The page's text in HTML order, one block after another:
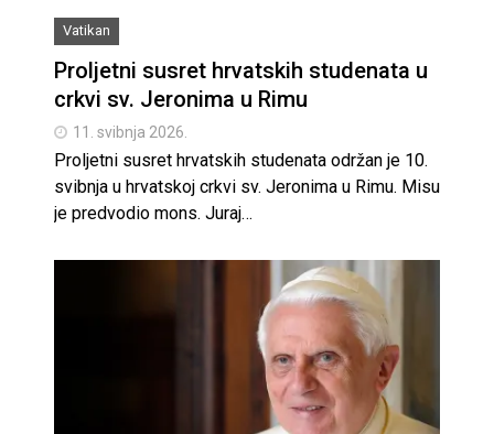
Vatikan
Proljetni susret hrvatskih studenata u
crkvi sv. Jeronima u Rimu
11. svibnja 2026.
Proljetni susret hrvatskih studenata održan je 10.
svibnja u hrvatskoj crkvi sv. Jeronima u Rimu. Misu
je predvodio mons. Juraj…